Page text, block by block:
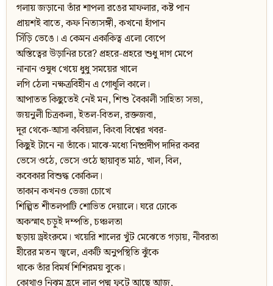
গলায় জড়ানো তাঁর শাপলা রঙের মাফলার, কষ্ট পান
প্রায়শই বাতে, কফ নিত্যসঙ্গী, কখনো হাঁপান
সিঁড়ি ভেঙে। এ কেমন একাকিত্ব এলো ব্যেপে
অস্তিত্বের উড়ানির চরে? প্রহরে-প্রহরে শুধু দাগ মেপে
নানান ওষুধ খেয়ে ধুধু সময়ের খালে
লগি ঠেলা নক্ষত্রবিহীন এ গোধূলি কালে।
আপাতত কিছুতেই নেই মন, শিশু বৈকালী সাহিত্য সভা,
জয়নুলী চিত্রকলা, ইতল-বিতল, রক্তজবা,
দূর থেকে-আসা কবিয়াল, কিংবা বিশ্বের খবর-
কিছুই টানে না তাঁকে। মাঝে-মধ্যে নিষ্প্রদীপ দাদির কবর
ভেসে ওঠে, ভেসে ওঠে ছায়াবৃত মাঠ, খাল, বিল,
কবেকার বিশুদ্ধ কোকিল।
তাকান কখনও ভেজা চোখে
শিল্পিত শীতলপাটি শোভিত দেয়ালে। ঘরে ঢোকে
অকস্মাৎ চড়ুই দম্পতি, চঞ্চলতা
ছড়ায় ড্রইংরুমে। খয়েরি শালের খুঁট মেঝেতে গড়ায়, নীবরতা
হীরের মতন জ্বলে, একটি অনুপস্থিতি ঝুঁকে
থাকে তাঁর বিমর্ষ শিশিরময় বুকে।